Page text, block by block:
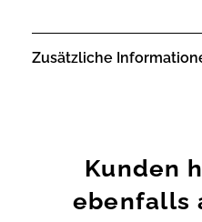
Zusätzliche
Kunden
ebenfalls